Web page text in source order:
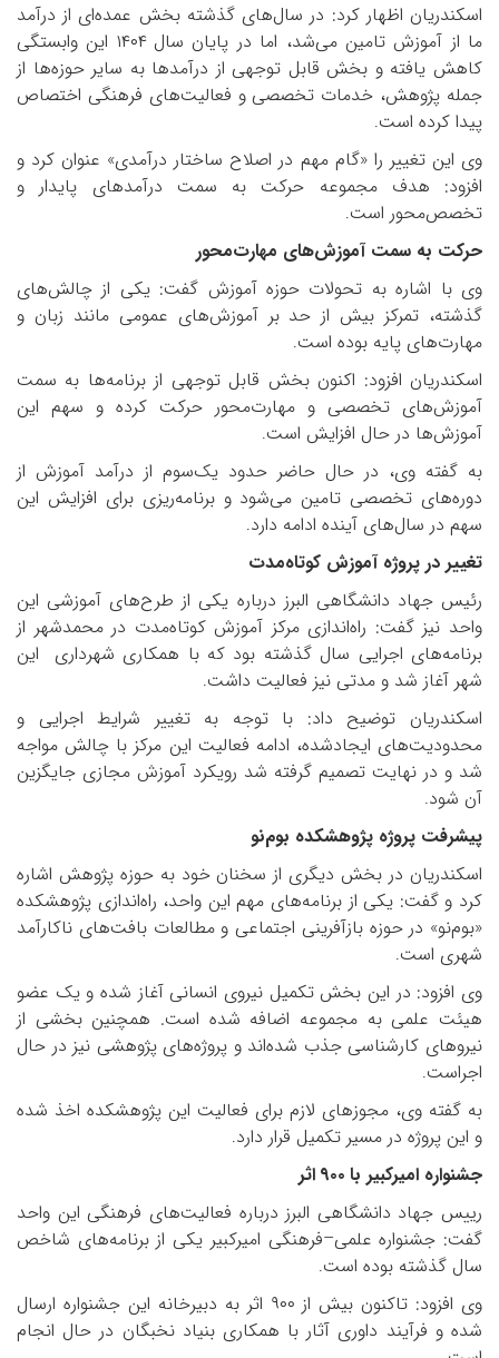
اسکندریان اظهار کرد: در سال‌های گذشته بخش عمده‌ای از درآمد
ما از آموزش تامین می‌شد، اما در پایان سال ۱۴۰۴ این وابستگی
کاهش یافته و بخش قابل توجهی از درآمدها به سایر حوزه‌ها از
جمله پژوهش، خدمات تخصصی و فعالیت‌های فرهنگی اختصاص
پیدا کرده است.
وی این تغییر را «گام مهم در اصلاح ساختار درآمدی» عنوان کرد و
افزود: هدف مجموعه حرکت به سمت درآمدهای پایدار و
تخصص‌محور است.
حرکت به سمت آموزش‌های مهارت‌محور
وی با اشاره به تحولات حوزه آموزش گفت: یکی از چالش‌های
گذشته، تمرکز بیش از حد بر آموزش‌های عمومی مانند زبان و
مهارت‌های پایه بوده است.
اسکندریان افزود: اکنون بخش قابل توجهی از برنامه‌ها به سمت
آموزش‌های تخصصی و مهارت‌محور حرکت کرده و سهم این
آموزش‌ها در حال افزایش است.
به گفته وی، در حال حاضر حدود یک‌سوم از درآمد آموزش از
دوره‌های تخصصی تامین می‌شود و برنامه‌ریزی برای افزایش این
سهم در سال‌های آینده ادامه دارد.
تغییر در پروژه آموزش کوتاه‌مدت
رئیس جهاد دانشگاهی البرز درباره یکی از طرح‌های آموزشی این
واحد نیز گفت: راه‌اندازی مرکز آموزش کوتاه‌مدت در محمدشهر از
برنامه‌های اجرایی سال گذشته بود که با همکاری شهرداری
این
شهر آغاز شد و مدتی نیز فعالیت داشت.
اسکندریان توضیح داد: با توجه به تغییر شرایط اجرایی و
محدودیت‌های ایجادشده، ادامه فعالیت این مرکز با چالش مواجه
شد و در نهایت تصمیم گرفته شد رویکرد آموزش مجازی جایگزین
آن شود.
پیشرفت پروژه پژوهشکده بوم‌نو
اسکندریان در بخش دیگری از سخنان خود به حوزه پژوهش اشاره
کرد و گفت: یکی از برنامه‌های مهم این واحد، راه‌اندازی پژوهشکده
«بوم‌نو» در حوزه بازآفرینی اجتماعی و مطالعات بافت‌های ناکارآمد
شهری است.
وی افزود: در این بخش تکمیل نیروی انسانی آغاز شده و یک عضو
هیئت علمی به مجموعه اضافه شده است. همچنین بخشی از
نیروهای کارشناسی جذب شده‌اند و پروژه‌های پژوهشی نیز در حال
اجراست.
به گفته وی، مجوزهای لازم برای فعالیت این پژوهشکده اخذ شده
و این پروژه در مسیر تکمیل قرار دارد.
جشنواره امیرکبیر با ۹۰۰ اثر
رییس جهاد دانشگاهی البرز درباره فعالیت‌های فرهنگی این واحد
گفت: جشنواره علمی–فرهنگی امیرکبیر یکی از برنامه‌های شاخص
سال گذشته بوده است.
وی افزود: تاکنون بیش از ۹۰۰ اثر به دبیرخانه این جشنواره ارسال
شده و فرآیند داوری آثار با همکاری بنیاد نخبگان در حال انجام